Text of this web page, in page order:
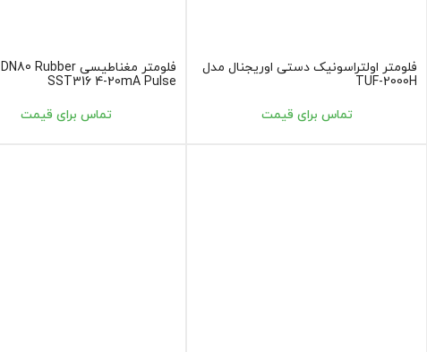
فلومتر اولتراسونیک دستی اوریجنال مدل
TUF-2000H
تماس برای قیمت
فلومتر مغناطیسی DN80 Rubber
SST316 4-20mA Pulse
تماس برای قیمت